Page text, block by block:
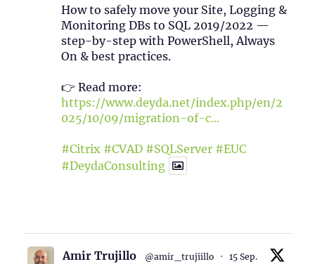
How to safely move your Site, Logging &
Monitoring DBs to SQL 2019/2022 —
step-by-step with PowerShell, Always
On & best practices.
👉 Read more:
https://www.deyda.net/index.php/en/2
025/10/09/migration-of-c...
#Citrix #CVAD #SQLServer #EUC
#DeydaConsulting
Amir Trujillo @amir_trujiillo · 15 Sep.